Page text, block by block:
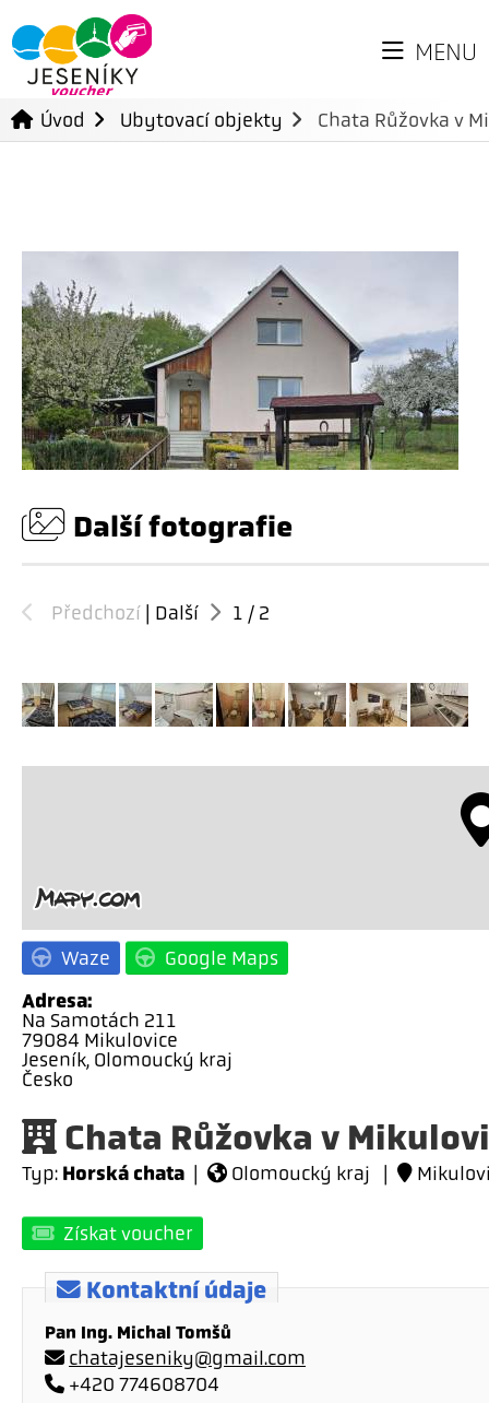
MENU
Úvod Ubytovací objekty Chata Růžovka v
Další fotografie
Předchozí | Další 1 / 2
Waze Google Maps
Adresa:
Na Samotách 211
79084 Mikulovice
Jeseník, Olomoucký kraj
Česko
Chata Růžovka v
Typ: Horská chata | Olomoucký kraj |
Získat voucher
Kontaktní údaje
Pan Ing. Michal Tomšů
chatajeseniky@gmail.com
+420 774608704